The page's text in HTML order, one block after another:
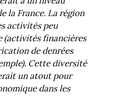
la France. La région
activités peu
(activités financières
de denrées
Cette diversité
un atout pour
dans les